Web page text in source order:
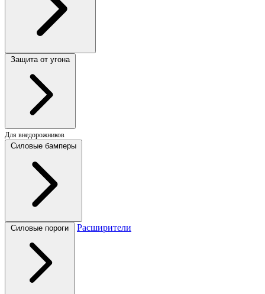
Защита от угона
Для внедорожников
Силовые бамперы
Силовые пороги Расширители